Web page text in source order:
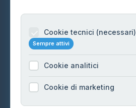
Informazioni legali
Cookie Policy
Preferenze Cookie
Mappa del sito
Cookie tecnici (necessari)
Sempre attivi
Cookie analitici
Cookie di marketing